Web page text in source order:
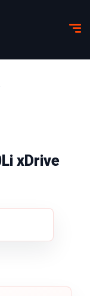
xDrive